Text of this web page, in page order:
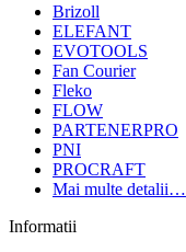
Brizoll
ELEFANT
EVOTOOLS
Fan Courier
Fleko
FLOW
PARTENERPRO
PNI
PROCRAFT
Mai multe detalii…
Informatii